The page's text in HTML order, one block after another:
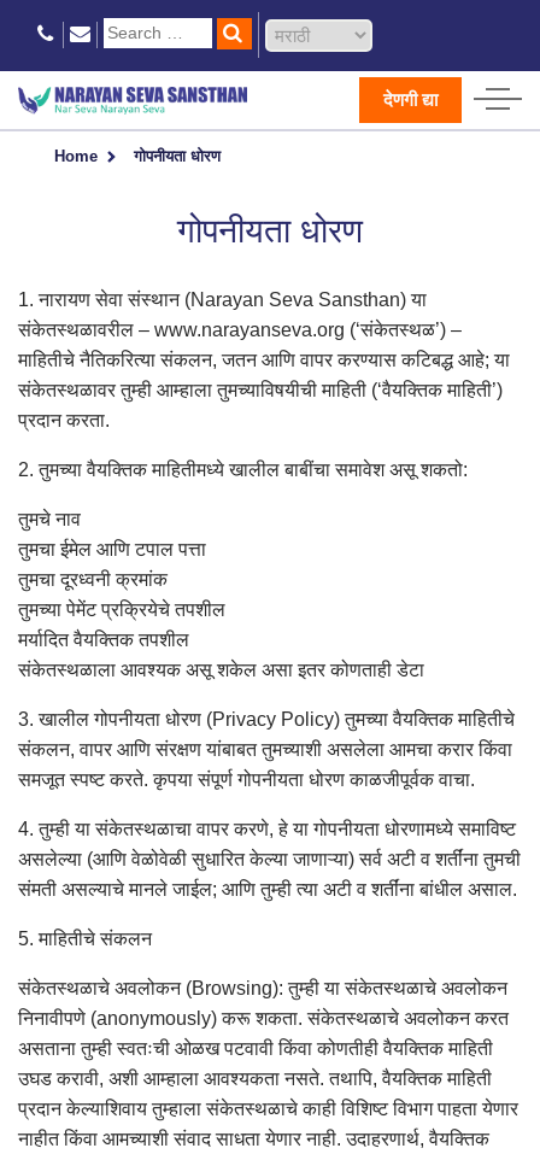
देणगी द्या
Home गोपनीयता धोरण
गोपनीयता धोरण
1. नारायण सेवा संस्थान (Narayan Seva Sansthan) या
संकेतस्थळावरील – www.narayanseva.org (‘संकेतस्थळ’) –
माहितीचे नैतिकरित्या संकलन, जतन आणि वापर करण्यास कटिबद्ध आहे; या
संकेतस्थळावर तुम्ही आम्हाला तुमच्याविषयीची माहिती (‘वैयक्तिक माहिती’)
प्रदान करता.
2. तुमच्या वैयक्तिक माहितीमध्ये खालील बाबींचा समावेश असू शकतो:
तुमचे नाव
तुमचा ईमेल आणि टपाल पत्ता
तुमचा दूरध्वनी क्रमांक
तुमच्या पेमेंट प्रक्रियेचे तपशील
मर्यादित वैयक्तिक तपशील
संकेतस्थळाला आवश्यक असू शकेल असा इतर कोणताही डेटा
3. खालील गोपनीयता धोरण (Privacy Policy) तुमच्या वैयक्तिक माहितीचे
संकलन, वापर आणि संरक्षण यांबाबत तुमच्याशी असलेला आमचा करार किंवा
समजूत स्पष्ट करते. कृपया संपूर्ण गोपनीयता धोरण काळजीपूर्वक वाचा.
4. तुम्ही या संकेतस्थळाचा वापर करणे, हे या गोपनीयता धोरणामध्ये समाविष्ट
असलेल्या (आणि वेळोवेळी सुधारित केल्या जाणाऱ्या) सर्व अटी व शर्तींना तुमची
संमती असल्याचे मानले जाईल; आणि तुम्ही त्या अटी व शर्तींना बांधील असाल.
5. माहितीचे संकलन
संकेतस्थळाचे अवलोकन (Browsing): तुम्ही या संकेतस्थळाचे अवलोकन
निनावीपणे (anonymously) करू शकता. संकेतस्थळाचे अवलोकन करत
असताना तुम्ही स्वतःची ओळख पटवावी किंवा कोणतीही वैयक्तिक माहिती
उघड करावी, अशी आम्हाला आवश्यकता नसते. तथापि, वैयक्तिक माहिती
प्रदान केल्याशिवाय तुम्हाला संकेतस्थळाचे काही विशिष्ट विभाग पाहता येणार
नाहीत किंवा आमच्याशी संवाद साधता येणार नाही. उदाहरणार्थ, वैयक्तिक